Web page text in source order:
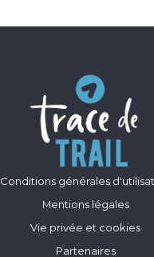
Conditions générales
Mentions légales
Vie privée et cookies
Partenaires